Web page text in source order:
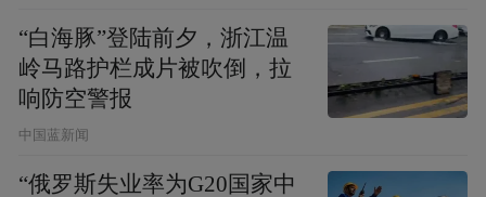
platform and merely provides information storage
space services.”
“白海豚”登陆前夕，浙江温
岭马路护栏成片被吹倒，拉
响防空警报
中国蓝新闻
“俄罗斯失业率为G20国家中